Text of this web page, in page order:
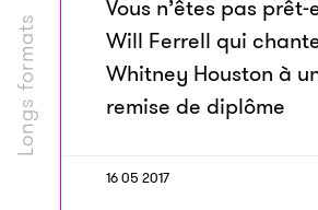
Longs formats
Vous n’êtes pas
Will Ferrell qui
Whitney Houston à
remise de diplôme
16 05 2017